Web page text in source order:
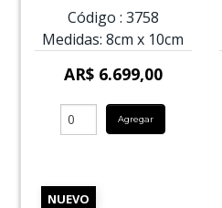
Código : 3758
Medidas: 8cm x 10cm
AR$ 6.699,00
Agregar
NUEVO